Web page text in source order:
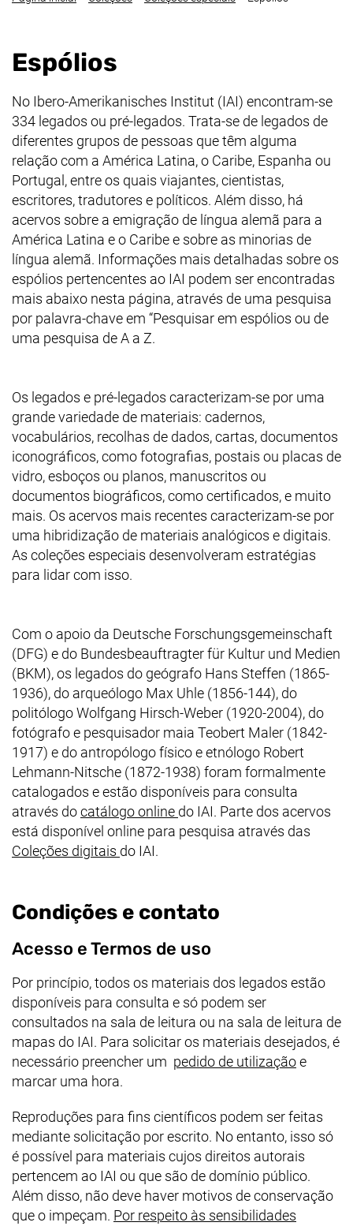
Espólios
No Ibero-Amerikanisches Institut (IAI) encontram-se
334 legados ou pré-legados. Trata-se de legados de
diferentes grupos de pessoas que têm alguma
relação com a América Latina, o Caribe, Espanha ou
Portugal, entre os quais viajantes, cientistas,
escritores, tradutores e políticos. Além disso, há
acervos sobre a emigração de língua alemã para a
América Latina e o Caribe e sobre as minorias de
língua alemã. Informações mais detalhadas sobre os
espólios pertencentes ao IAI podem ser encontradas
mais abaixo nesta página, através de uma pesquisa
por palavra-chave em “Pesquisar em espólios ou de
uma pesquisa de A a Z.
Os legados e pré-legados caracterizam-se por uma
grande variedade de materiais: cadernos,
vocabulários, recolhas de dados, cartas, documentos
iconográficos, como fotografias, postais ou placas de
vidro, esboços ou planos, manuscritos ou
documentos biográficos, como certificados, e muito
mais. Os acervos mais recentes caracterizam-se por
uma hibridização de materiais analógicos e digitais.
As coleções especiais desenvolveram estratégias
para lidar com isso.
Com o apoio da Deutsche Forschungsgemeinschaft
(DFG) e do Bundesbeauftragter für Kultur und Medien
(BKM), os legados do geógrafo Hans Steffen (1865-
1936), do arqueólogo Max Uhle (1856-144), do
politólogo Wolfgang Hirsch-Weber (1920-2004), do
fotógrafo e pesquisador maia Teobert Maler (1842-
1917) e do antropólogo físico e etnólogo Robert
Lehmann-Nitsche (1872-1938) foram formalmente
catalogados e estão disponíveis para consulta
através docatálogo online (link externo, abre uma
do IAI. Parte dos acervos
está disponível online para pesquisa através das
Coleções digitais (link externo, abre uma nova janela)
do IAI.
Condições e contato
Acesso e Termos de uso
Por princípio, todos os materiais dos legados estão
disponíveis para consulta e só podem ser
consultados na sala de leitura ou na sala de leitura de
mapas do IAI. Para solicitar os materiais desejados, é
necessário preencher um pedido de utilizaçãoe
marcar uma hora.
Reproduções para fins científicos podem ser feitas
mediante solicitação por escrito. No entanto, isso só
é possível para materiais cujos direitos autorais
pertencem ao IAI ou que são de domínio público.
Além disso, não deve haver motivos de conservação
que o impeçam. Por respeito às sensibilidades